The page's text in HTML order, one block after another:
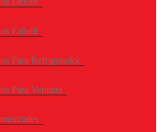
Faitelli
Para Refrigerador
Para Ventana